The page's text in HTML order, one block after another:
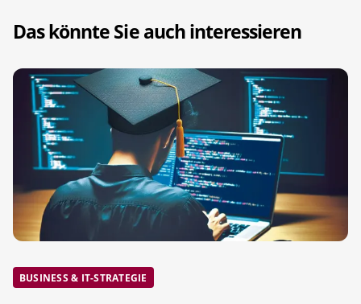
Das könnte Sie auch interessieren
BUSINESS & IT-STRATEGIE